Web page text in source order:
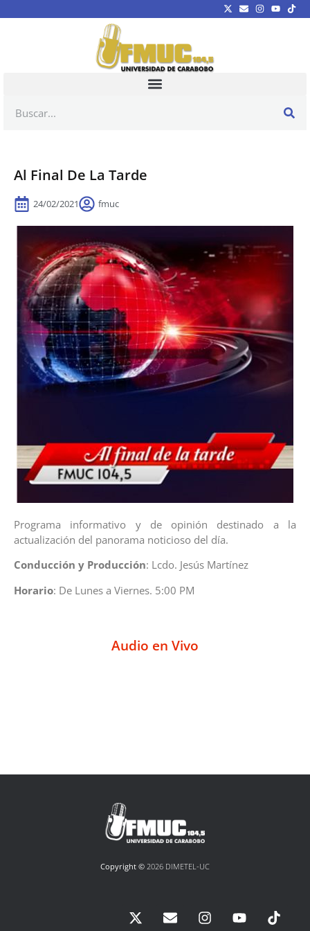
Al Final De La Tarde
24/02/2021 fmuc
Programa informativo y de opinión destinado a la
actualización del panorama noticioso del día.
Conducción y Producción: Lcdo. Jesús Martínez
Horario: De Lunes a Viernes. 5:00 PM
Audio en Vivo
Copyright © 2026 DIMETEL-UC